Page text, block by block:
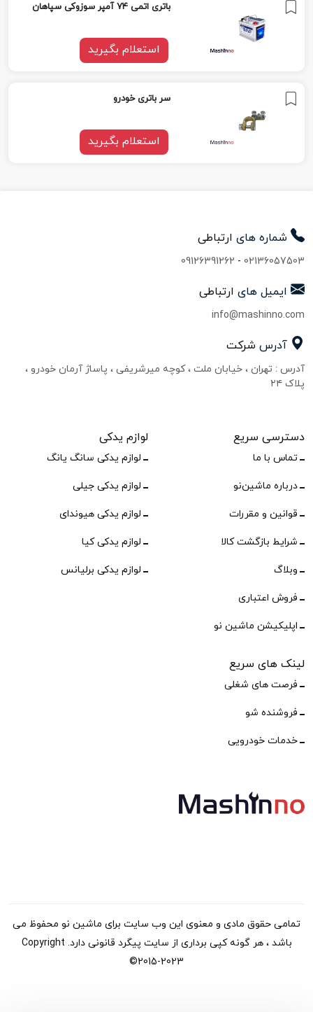
باتری اتمی 74 آمپر سوزوکی سپاهان
استعلام بگیرید
سر باتری خودرو
استعلام بگیرید
شماره های ارتباطی
02136057503
-
09126391262
ایمیل های ارتباطی
info@mashinno.com
آدرس شرکت
آدرس : تهران ، خیابان ملت ، کوچه میرشریفی ، پاساژ آرمان خودرو ،
پلاک ۲۴
دسترسی سریع
تماس با ما
درباره ماشین‌نو
قوانین و مقررات
شرایط بازگشت کالا
وبلاگ
فروش اعتباری
اپلیکیشن ماشین نو
لوازم یدکی
لوازم یدکی سانگ یانگ
لوازم یدکی جیلی
لوازم یدکی هیوندای
لوازم یدکی کیا
لوازم یدکی برلیانس
لینک های سریع
فرصت های شغلی
فروشنده شو
خدمات خودرویی
تمامی حقوق مادی و معنوی این وب سایت برای ماشین نو محفوظ می
باشد ، هر گونه کپی برداری از سایت پیگرد قانونی دارد. Copyright
©2015-2023